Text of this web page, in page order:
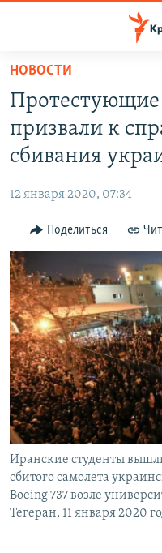
Вернуться
основному
содержанию
Вернутся
главной
навигации
Вернутся
поиску
СПЕЦПРОЕКТЫ
11 ЛЕТ ОККУПАЦИИ
ВОДА
ЕЩЕ
ИНТЕРАКТИВ
ТЕЛЕПРОЕКТ КРЫМ.РЕАЛИИ
СОВЕТЫ
ПРОПАВШИЕ БЕЗ ВЕСТИ
ПОБЕДИТЕЛЕЙ НЕ СУДЯТ?
КРЫМ.НЕПОКОРЕННЫЙ
ELIFBE
УКРАИНСКАЯ ПРОБЛЕМА
РАДІО СВОБОДА
КАК ОБОЙТИ
Українською
Qırımtatar
ПРИСОЕДИНЯЙТЕСЬ!
Все сайты RFE/RL
НОВОСТИ
Протестующие
призвали к
сбивания
12 января 2020, 07:34
Поделиться
Иранские студенты
сбитого самолета
Boeing 737 возле
Тегеран, 11 января 2020